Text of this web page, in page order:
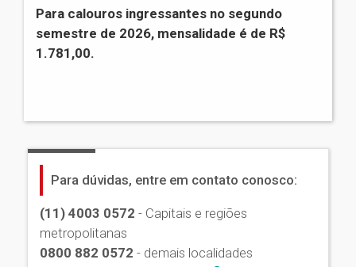
Para calouros ingressantes no segundo
semestre de 2026, mensalidade é de R$
1.781,00.
Para dúvidas, entre em contato conosco:
(11) 4003 0572 - Capitais e regiões
metropolitanas
0800 882 0572 - demais localidades